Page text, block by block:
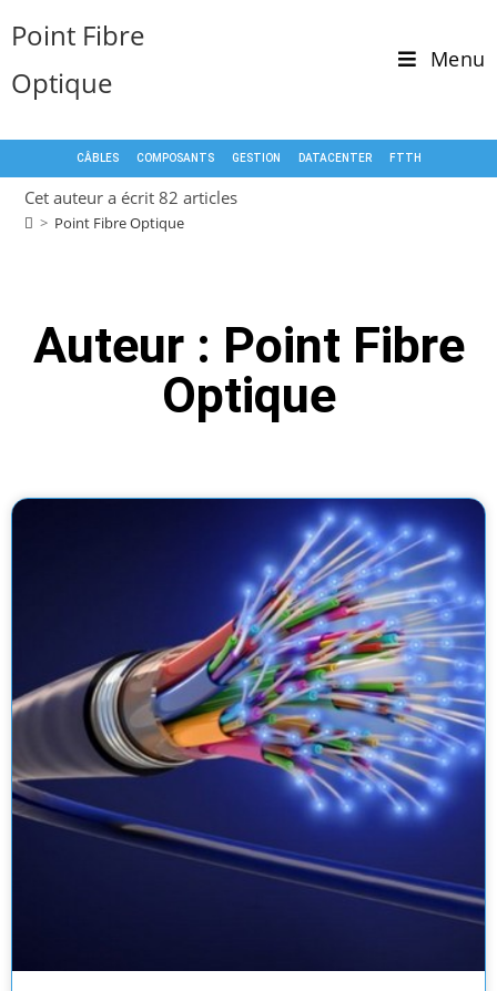
Point Fibre
Optique
Menu
CÂBLES COMPOSANTS GESTION DATACENTER FTTH
Cet auteur a écrit 82 articles
> Point Fibre Optique
Auteur : Point Fibre
Optique